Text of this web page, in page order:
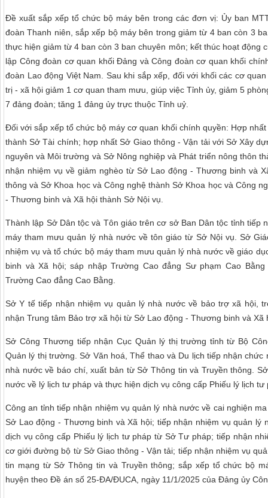
Đề xuất sắp xếp tổ chức bộ máy bên trong các đơn vị: Ủy ban
đoàn Thanh niên, sắp xếp bộ máy bên trong giảm từ 4 ban còn 3
thực hiện giảm từ 4 ban còn 3 ban chuyên môn; kết thúc hoạt động
lập Công đoàn cơ quan khối Đảng và Công đoàn cơ quan khối
đoàn Lao động Việt Nam. Sau khi sắp xếp, đối với khối các cơ
trị - xã hội giảm 1 cơ quan tham mưu, giúp việc Tỉnh ủy, giảm 5
7 đảng đoàn; tăng 1 đảng ủy trực thuộc Tỉnh uỷ.
Đối với sắp xếp tổ chức bộ máy cơ quan khối chính quyền: Hợp
thành Sở Tài chính; hợp nhất Sở Giao thông - Vận tải với Sở Xây
nguyên và Môi trường và Sở Nông nghiệp và Phát triển nông thôn
nhận nhiệm vụ về giảm nghèo từ Sở Lao động - Thương binh và
thông và Sở Khoa học và Công nghệ thành Sở Khoa học và Công
- Thương binh và Xã hội thành Sở Nội vụ.
Thành lập Sở Dân tộc và Tôn giáo trên cơ sở Ban Dân tộc tỉnh tiếp
máy tham mưu quản lý nhà nước về tôn giáo từ Sở Nội vụ. Sở
nhiệm vụ và tổ chức bộ máy tham mưu quản lý nhà nước về giáo
binh và Xã hội; sáp nhập Trường Cao đẳng Sư phạm Cao
Trường Cao đẳng Cao Bằng.
Sở Y tế tiếp nhận nhiệm vụ quản lý nhà nước về bảo trợ xã hội,
nhận Trung tâm Bảo trợ xã hội từ Sở Lao động - Thương binh và Xã
Sở Công Thương tiếp nhận Cục Quản lý thị trường tỉnh từ Bộ
Quản lý thị trường. Sở Văn hoá, Thể thao và Du lịch tiếp nhận
nhà nước về báo chí, xuất bản từ Sở Thông tin và Truyền thông.
nước về lý lịch tư pháp và thực hiện dịch vụ công cấp Phiếu lý lịch tư
Công an tỉnh tiếp nhận nhiệm vụ quản lý nhà nước về cai nghiện
Sở Lao động - Thương binh và Xã hội; tiếp nhận nhiệm vụ quản lý
dịch vụ công cấp Phiếu lý lịch tư pháp từ Sở Tư pháp; tiếp nhận
cơ giới đường bộ từ Sở Giao thông - Vận tải; tiếp nhận nhiệm vụ
tin mạng từ Sở Thông tin và Truyền thông; sắp xếp tổ chức bộ
huyện theo Đề án số 25-ĐA/ĐUCA, ngày 11/1/2025 của Đảng ủy